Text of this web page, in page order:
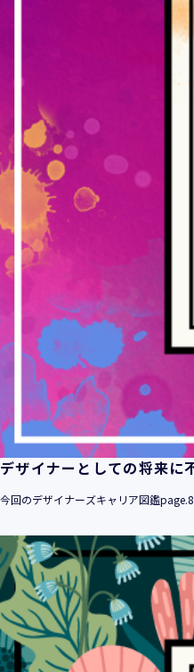
デザイナーとしての将来に
今回のデザイナーズキャリア図鑑